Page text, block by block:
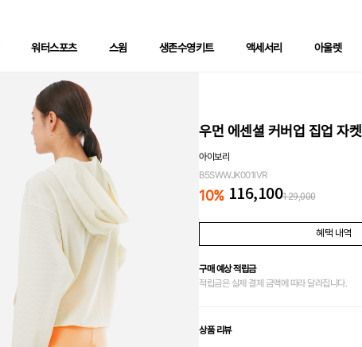
워터스포츠 스윔 생존수영키트 액세서리 아울렛
우먼 에센셜 커버업 집업 자켓
아이보리
B5SWWJK001IVR
10% 116,100129,000
혜택 내역
구매 예상 적립금
적립금은 실제 결제 금액에 따라 달라집니다.
상품 리뷰